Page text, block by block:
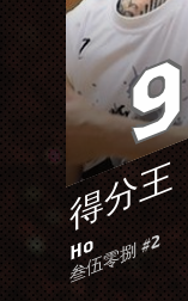
得分王
Ho
叁伍零捌 #2